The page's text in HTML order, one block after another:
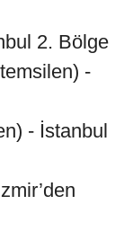
2. Bölge
temsilen) -
- İstanbul